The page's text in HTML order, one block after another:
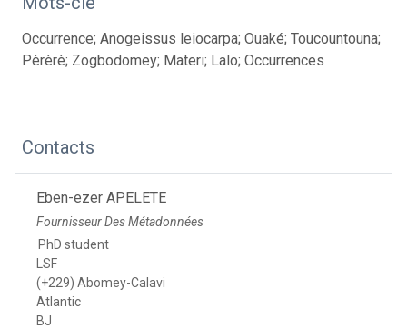
Occurrence; Anogeissus leiocarpa; Ouaké; Toucountouna;
Pèrèrè; Zogbodomey; Materi; Lalo; Occurrences
Contacts
Eben-ezer APELETE
Fournisseur Des Métadonnées
PhD student
LSF
(+229) Abomey-Calavi
Atlantic
BJ